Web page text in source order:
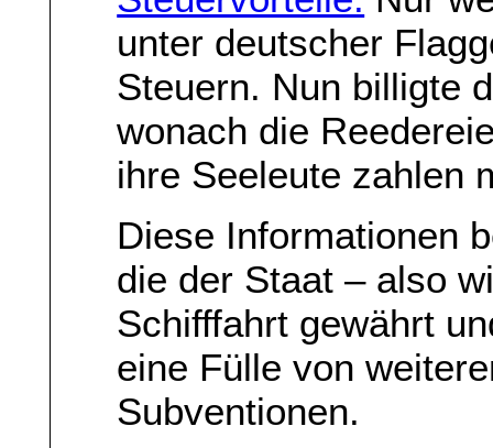
unter deutscher
Steuern. Nun billigte
wonach die
ihre Seeleute zahlen
Diese Informationen
die der Staat – also
Schifffahrt gewährt
eine Fülle von
Subventionen.